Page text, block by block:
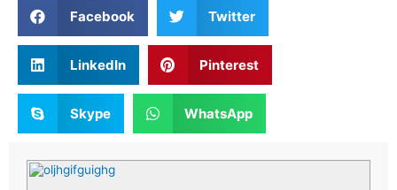
Facebook Twitter
LinkedIn Pinterest
Skype WhatsApp